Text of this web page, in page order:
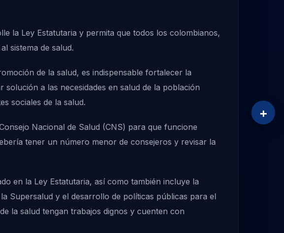
la Ley Estatutaria y permita que todos los colombianos,
sistema de salud.
de la salud, es indispensable fortalecer la
a las necesidades en salud de la población
sociales de la salud.
Nacional de Salud (CNS) para que funcione
tener un número menor de consejeros y revisar la
en la Ley Estatutaria, así como también incluye la
Supersalud y el desarrollo de políticas públicas para el
la salud tengan trabajos dignos y cuenten con
+